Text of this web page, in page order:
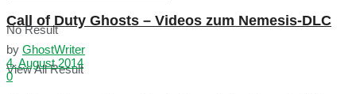
No Result
View All Result
Call of Duty Ghosts – Videos zum Nemesis-DLC
by GhostWriter
4. August 2014
0